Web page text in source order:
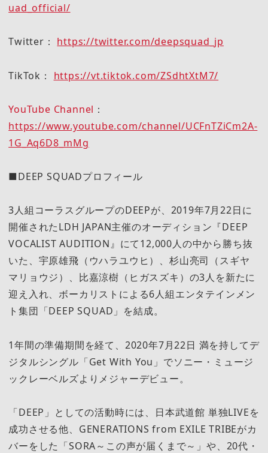
uad_official/
Twitter： https://twitter.com/deepsquad_jp
TikTok： https://vt.tiktok.com/ZSdhtXtM7/
YouTube Channel ：
https://www.youtube.com/channel/UCFnTZiCm2A-
1G_Aq6D8_mMg
■DEEP SQUADプロフィール
3人組コーラスグループのDEEPが、2019年7月22日に
開催されたLDH JAPAN主催のオーディション『DEEP
VOCALIST AUDITION』にて12,000人の中から勝ち抜
いた、宇原雄飛（ウハラユウヒ）、杉山亮司（スギヤ
マリョウジ）、比嘉涼樹（ヒガスズキ）の3人を新たに
迎え入れ、ボーカリストによる6人組エンタテインメン
ト集団「DEEP SQUAD」を結成。
1年間の準備期間を経て、2020年7月22日 満を持してデ
ジタルシングル「Get With You」でソニー・ミュージ
ックレーベルズよりメジャーデビュー。
「DEEP」としての活動時には、日本武道館 単独LIVEを
成功させる他、GENERATIONS from EXILE TRIBEがカ
バーをした「SORA～この声が届くまで～」や、20代・